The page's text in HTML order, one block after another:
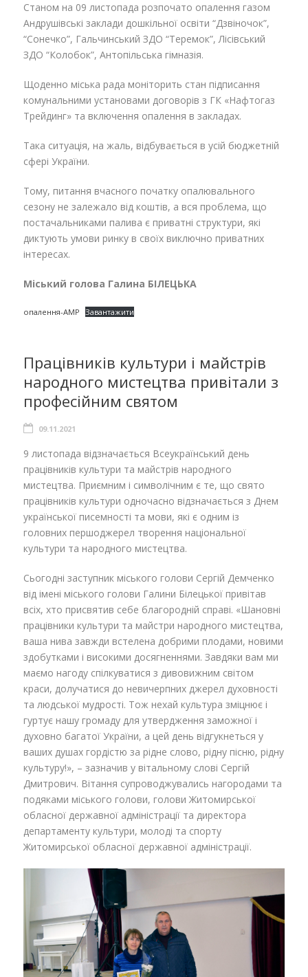
Станом на 09 листопада розпочато опалення газом
Андрушівські заклади дошкільної освіти “Дзвіночок”,
“Сонечко”, Гальчинський ЗДО “Теремок”, Лісівський
ЗДО “Колобок”, Антопільська гімназія.
Щоденно міська рада моніторить стан підписання
комунальними установами договорів з ГК «Нафтогаз
Трейдинг» та включення опалення в закладах.
Така ситуація, на жаль, відбувається в усій бюджетній
сфері України.
Тому, питання вчасного початку опалювального
сезону не залежало від коштів, а вся проблема, що
постачальниками палива є приватні структури, які
диктують умови ринку в своїх виключно приватних
інтересах.
Міський голова Галина БІЛЕЦЬКА
опалення-АМР Завантажити
Працівників культури і майстрів
народного мистецтва привітали з
професійним святом
09.11.2021
9 листопада відзначається Всеукраїнський день
працівників культури та майстрів народного
мистецтва. Приємним і символічним є те, що свято
працівників культури одночасно відзначається з Днем
української писемності та мови, які є одним із
головних першоджерел творення національної
культури та народного мистецтва.
Сьогодні заступник міського голови Сергій Демченко
від імені міського голови Галини Білецької привітав
всіх, хто присвятив себе благородній справі. «Шановні
працівники культури та майстри народного мистецтва,
ваша нива завжди встелена добрими плодами, новими
здобутками і високими досягненнями. Завдяки вам ми
маємо нагоду спілкуватися з дивовижним світом
краси, долучатися до невичерпних джерел духовності
та людської мудрості. Тож нехай культура зміцнює і
гуртує нашу громаду для утвердження заможної і
духовно багатої України, а цей день відгукнеться у
ваших душах гордістю за рідне слово, рідну пісню, рідну
культуру!», – зазначив у вітальному слові Сергій
Дмитрович. Вітання супроводжувались нагородами та
подяками міського голови, голови Житомирської
обласної державної адміністрації та директора
департаменту культури, молоді та спорту
Житомирської обласної державної адміністрації.